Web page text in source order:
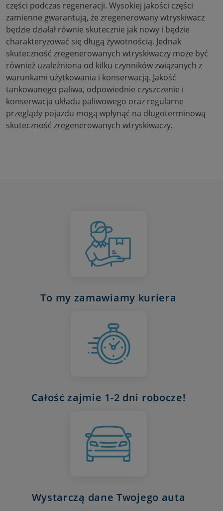
części podczas regeneracji. Wysokiej jakości części
zamienne gwarantują, że zregenerowany wtryskiwacz
będzie działał równie skutecznie jak nowy i będzie
charakteryzować się długą żywotnością. Jednak
skuteczność zregenerowanych wtryskiwaczy może być
również uzależniona od kilku czynników związanych z
warunkami użytkowania i konserwacją. Jakość
tankowanego paliwa, odpowiednie czyszczenie i
konserwacja układu paliwowego oraz regularne
przeglądy pojazdu mogą wpłynąć na długoterminową
skuteczność zregenerowanych wtryskiwaczy.
To my zamawiamy kuriera
Całość zajmie 1-2 dni robocze!
Wystarczą dane Twojego auta